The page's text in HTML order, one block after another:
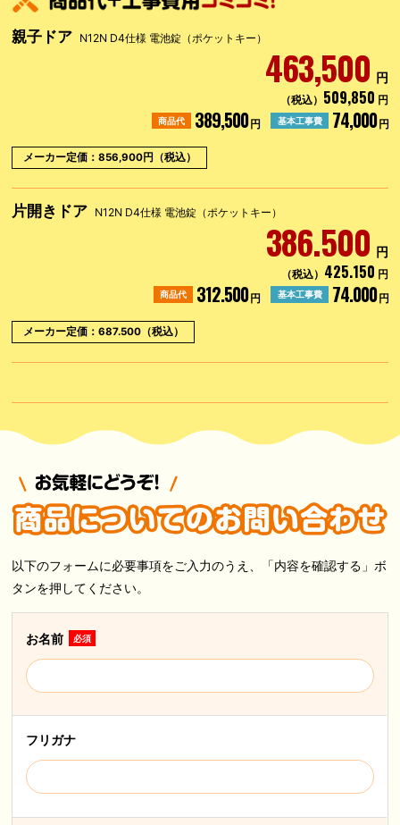
親子ドア N12N D4仕様 電池錠（ポケットキー）
463,500 円
（税込） 509,850 円
商品代 389,500円 基本工事費 74,000円
メーカー定価：856,900円（税込）
片開きドア N12N D4仕様 電池錠（ポケットキー）
386.500 円
（税込） 425.150 円
商品代 312.500円 基本工事費 74.000円
メーカー定価：687.500（税込）
以下のフォームに必要事項をご入力のうえ、「内容を確認する」ボ
タンを押してください。
お名前 必須
フリガナ